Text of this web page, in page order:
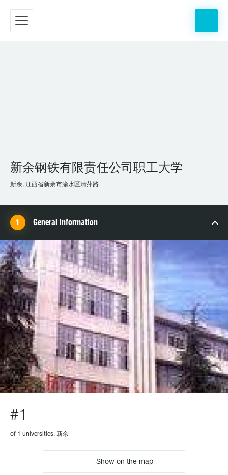
新余钢铁有限责任公司职工大学
新余, 江西省新余市渝水区清萍路
General information
#1
of 1 universities, 新余
Show on the map